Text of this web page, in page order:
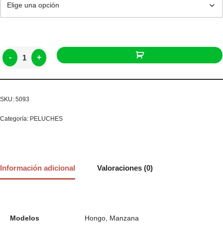
- +
SKU: 5093
Categoría: PELUCHES
Información adicional Valoraciones (0)
Modelos Hongo, Manzana